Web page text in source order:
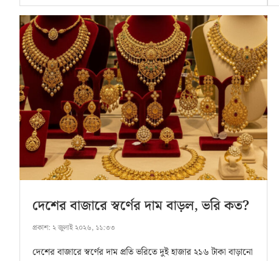
দেশের বাজারে স্বর্ণের দাম বাড়ল, ভরি কত?
প্রকাশ: ২ জুলাই ২০২৬, ১১:৩৩
দেশের বাজারে স্বর্ণের দাম প্রতি ভরিতে দুই হাজার ২১৬ টাকা বাড়ানো